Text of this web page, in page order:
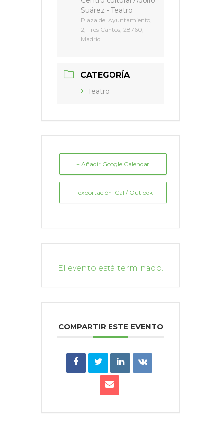
Suárez - Teatro
Plaza del Ayuntamiento,
2, Tres Cantos, 28760,
Madrid
CATEGORÍA
Teatro
+ Añadir Google Calendar
+ exportación iCal / Outlook
El evento está terminado.
COMPARTIR ESTE EVENTO